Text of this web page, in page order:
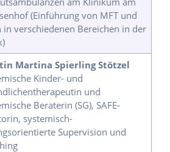
(Einführung von MFT und
in verschiedenen Bereichen in der
Martina Spierling Stötzel
Kinder- und
und
Beraterin (SG), SAFE-
systemisch-
Supervision und